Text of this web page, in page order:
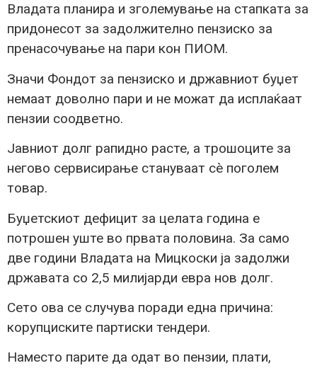
Владата планира и зголемување на стапката за
придонесот за задолжително пензиско за
пренасочување на пари кон ПИОМ.
Значи Фондот за пензиско и државниот буџет
немаат доволно пари и не можат да исплаќаат
пензии соодветно.
Јавниот долг рапидно расте, а трошоците за
негово сервисирање стануваат сè поголем
товар.
Буџетскиот дефицит за целата година е
потрошен уште во првата половина. За само
две години Владата на Мицкоски ја задолжи
државата со 2,5 милијарди евра нов долг.
Сето ова се случува поради една причина:
корупциските партиски тендери.
Наместо парите да одат во пензии, плати,